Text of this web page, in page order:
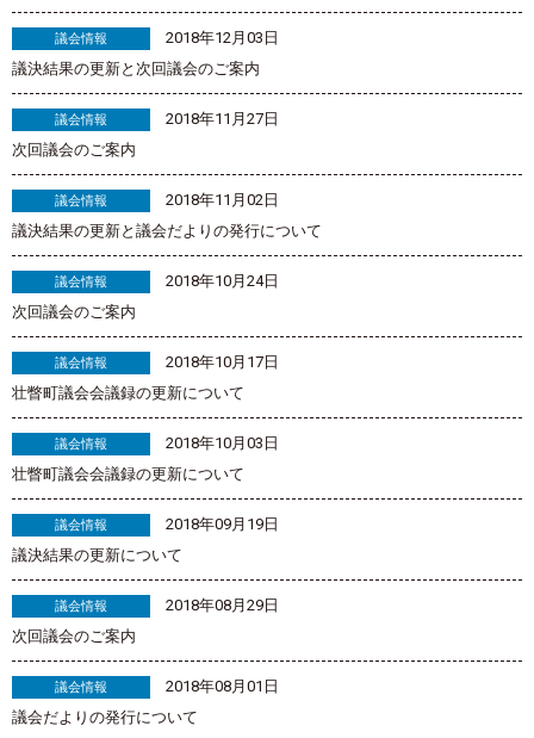
議会情報
2018年12月03日
議決結果の更新と次回議会のご案内
議会情報
2018年11月27日
次回議会のご案内
議会情報
2018年11月02日
議決結果の更新と議会だよりの発行について
議会情報
2018年10月24日
次回議会のご案内
議会情報
2018年10月17日
壮瞥町議会会議録の更新について
議会情報
2018年10月03日
壮瞥町議会会議録の更新について
議会情報
2018年09月19日
議決結果の更新について
議会情報
2018年08月29日
次回議会のご案内
議会情報
2018年08月01日
議会だよりの発行について